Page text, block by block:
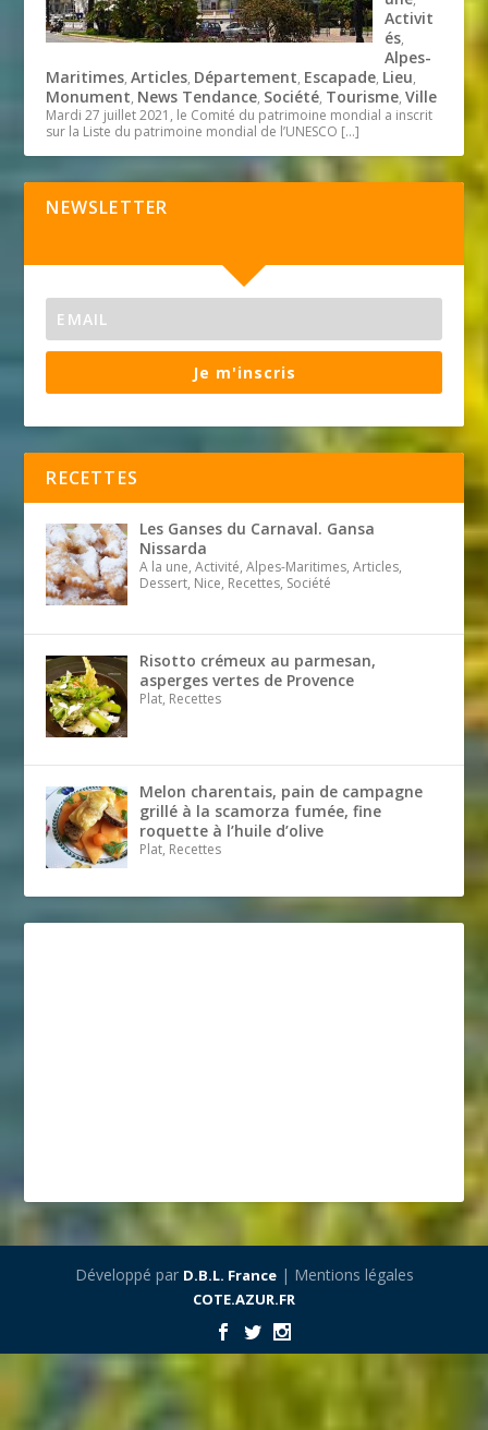
Activit
és,
Alpes-
Maritimes,Articles, Département, Escapade, Lieu,
Monument, News Tendance, Société, Tourisme,Ville
Mardi 27 juillet 2021, le Comité du patrimoine mondial a inscrit
sur la Liste du patrimoine mondial de l’UNESCO […]
NEWSLETTER
Je m'inscris
RECETTES
Les Ganses du Carnaval. Gansa
Nissarda
A la une, Activité, Alpes-Maritimes, Articles,
Dessert, Nice, Recettes, Société
Risotto crémeux au parmesan,
asperges vertes de Provence
Plat, Recettes
Melon charentais, pain de campagne
grillé à la scamorza fumée, fine
roquette à l’huile d’olive
Plat, Recettes
Développé par D.B.L. France| Mentions légales
COTE.AZUR.FR